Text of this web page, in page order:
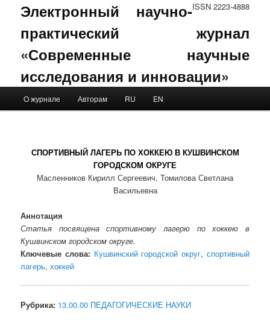
ISSN 2223-4888
Электронный научно-
практический журнал
«Современные научные
исследования и инновации»
Skip to primary content
Skip to secondary content
О журнале Авторам RU EN
СПОРТИВНЫЙ ЛАГЕРЬ ПО ХОККЕЮ В КУШВИНСКОМ
ГОРОДСКОМ ОКРУГЕ
Масленников Кирилл Сергеевич, Томилова Светлана
Васильевна
Аннотация
Статья посвящена спортивному лагерю по хоккею в
Кушвинском городском округе.
Ключевые слова: Кушвинский городской округ, спортивный
лагерь,хоккей
Рубрика: 13.00.00 ПЕДАГОГИЧЕСКИЕ НАУКИ